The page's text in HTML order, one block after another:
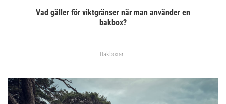
Vad gäller för viktgränser när man använder en
bakbox?
Bakboxar